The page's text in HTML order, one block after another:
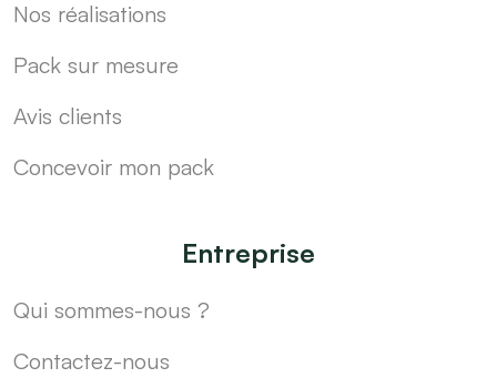
Nos réalisations
Pack sur mesure
Avis clients
Concevoir mon pack
Entreprise
Qui sommes-nous ?
Contactez-nous